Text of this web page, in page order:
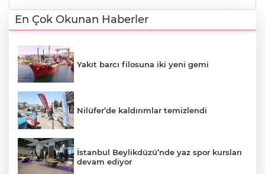
En Çok Okunan Haberler
Yakıt barcı filosuna iki yeni gemi
Nilüfer’de kaldırımlar temizlendi
İstanbul Beylikdüzü’nde yaz spor kursları
devam ediyor